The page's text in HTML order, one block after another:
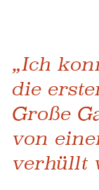
„Ich
die
Große
von
verhüllt